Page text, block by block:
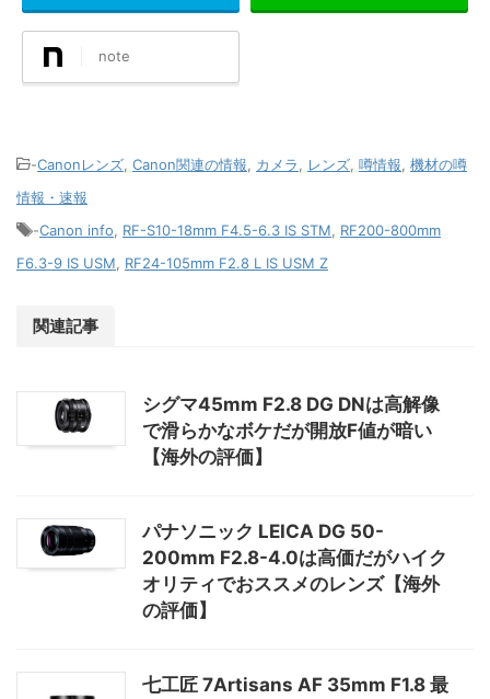
note
-Canonレンズ, Canon関連の情報, カメラ, レンズ, 噂情報, 機材の噂
情報・速報
-Canon info, RF-S10-18mm F4.5-6.3 IS STM, RF200-800mm
F6.3-9 IS USM, RF24-105mm F2.8 L IS USM Z
関連記事
シグマ45mm F2.8 DG DNは高解像
で滑らかなボケだが開放F値が暗い
【海外の評価】
パナソニック LEICA DG 50-
200mm F2.8-4.0は高価だがハイク
オリティでおススメのレンズ【海外
の評価】
七工匠 7Artisans AF 35mm F1.8 最